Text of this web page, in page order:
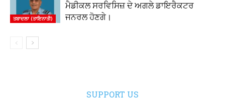
ਤਬਾਦਲਾ (ਤਾਇਨਾਤੀ)
ਮੈਡੀਕਲ ਸਰਵਿਸਿਜ਼ ਦੇ ਅਗਲੇ ਡਾਇਰੈਕਟਰ
ਜਨਰਲ ਹੋਣਗੇ।
SUPPORT US